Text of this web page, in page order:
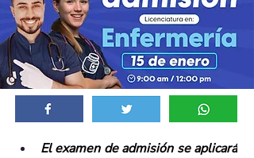
El examen de admisión se aplicará